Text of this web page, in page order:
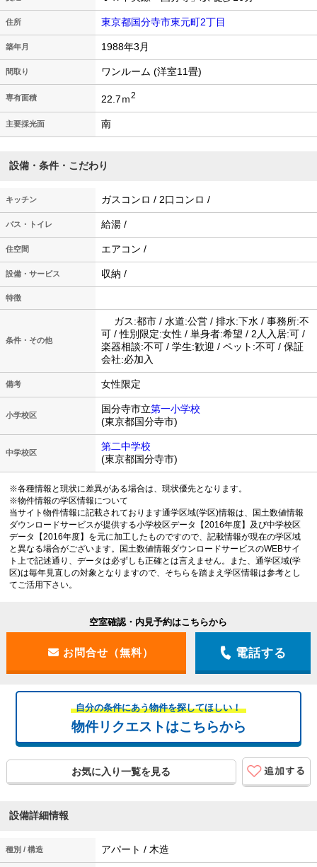
住所 東京都国分寺市東元町2丁目
築年月 1988年3月
間取り ワンルーム (洋室11畳)
専有面積 22.7ｍ2
主要採光面 南
設備・条件・こだわり
キッチン ガスコンロ / 2口コンロ /
バス・トイレ 給湯 /
住空間 エアコン /
設備・サービス 収納 /
特徴
条件・その他
ガス:都市 / 水道:公営 / 排水:下水 / 事務所:不
可 / 性別限定:女性 / 単身者:希望 / 2人入居:可 /
楽器相談:不可 / 学生:歓迎 / ペット:不可 / 保証
会社:必加入
備考 女性限定
小学校区
国分寺市立第一小学校
(東京都国分寺市)
中学校区
第二中学校
(東京都国分寺市)
※各種情報と現状に差異がある場合は、現状優先となります。
※物件情報の学区情報について
当サイト物件情報に記載されております通学区域(学区)情報は、国土数値情報
ダウンロードサービスが提供する小学校区データ【2016年度】及び中学校区
データ【2016年度】を元に加工したものですので、記載情報が現在の学区域
と異なる場合がございます。国土数値情報ダウンロードサービスのWEBサイ
ト上で記述通り、データは必ずしも正確とは言えません。また、通学区域(学
区)は毎年見直しの対象となりますので、そちらを踏まえ学区情報は参考とし
てご活用下さい。
空室確認・内見予約はこちらから
電話する
自分の条件にあう物件を探してほしい！
物件リクエストはこちらから
お気に入り一覧を見る
設備詳細情報
種別 / 構造 アパート / 木造